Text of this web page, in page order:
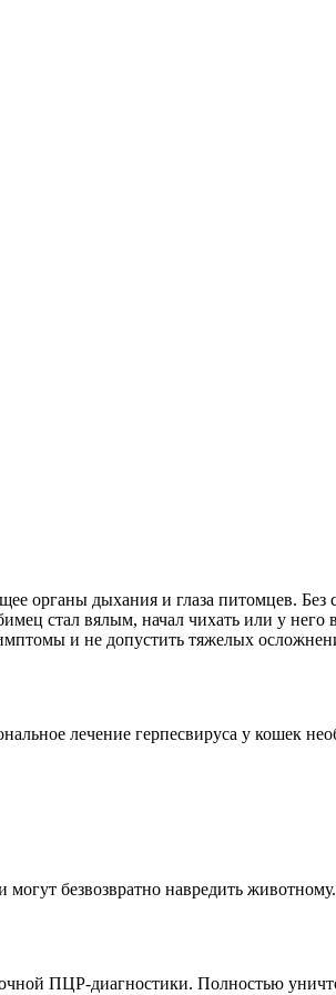
органы дыхания и глаза питомцев.
стал вялым, начал чихать или у него
и не допустить тяжелых
лечение герпесвируса у кошек
безвозвратно навредить животному.
ПЦР-диагностики. Полностью